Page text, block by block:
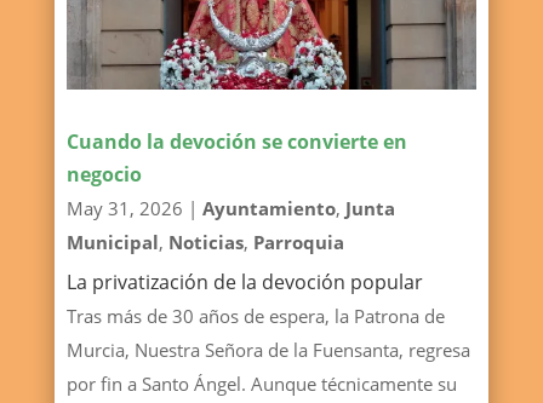
Cuando la devoción se convierte en
negocio
May 31, 2026 | Ayuntamiento, Junta
Municipal, Noticias, Parroquia
La privatización de la devoción popular
Tras más de 30 años de espera, la Patrona de
Murcia, Nuestra Señora de la Fuensanta, regresa
por fin a Santo Ángel. Aunque técnicamente su